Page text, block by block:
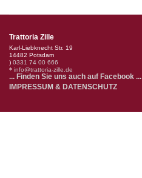
Trattoria Zille
Karl-Liebknecht Str. 19
14482 Potsdam
) 0331 74 00 666
* info@trattoria-zille.de
... Finden Sie uns auch auf Facebook ...
IMPRESSUM & DATENSCHUTZ